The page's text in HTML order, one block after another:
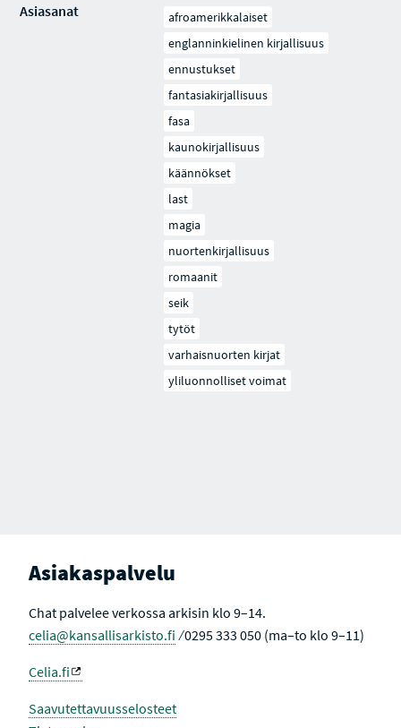
Asiasanat
afroamerikkalaiset
englanninkielinen kirjallisuus
ennustukset
fantasiakirjallisuus
fasa
kaunokirjallisuus
käännökset
last
magia
nuortenkirjallisuus
romaanit
seik
tytöt
varhaisnuorten kirjat
yliluonnolliset voimat
Asiakaspalvelu
Chat palvelee verkossa arkisin klo 9–14.
celia@kansallisarkisto.fi ⁄ 0295 333 050 (ma–to klo 9–11)
Celia.fi
Saavutettavuusselosteet